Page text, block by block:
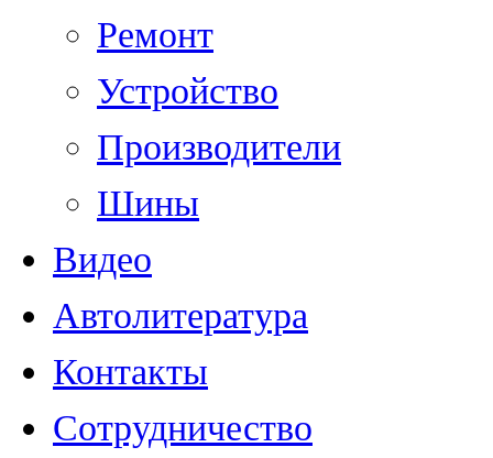
Ремонт
Устройство
Производители
Шины
Видео
Автолитература
Контакты
Сотрудничество